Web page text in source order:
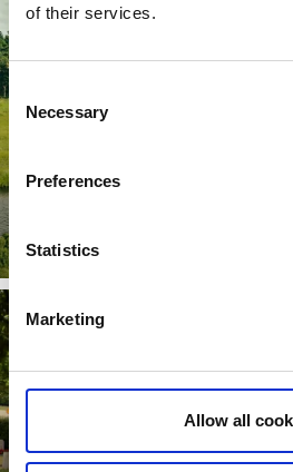
of their services.
Consent
Selection
Necessary
Preferences
Statistics
Marketing
Allow all
14 lättframkomliga
Tips på leder som passar dig med
Läs mer